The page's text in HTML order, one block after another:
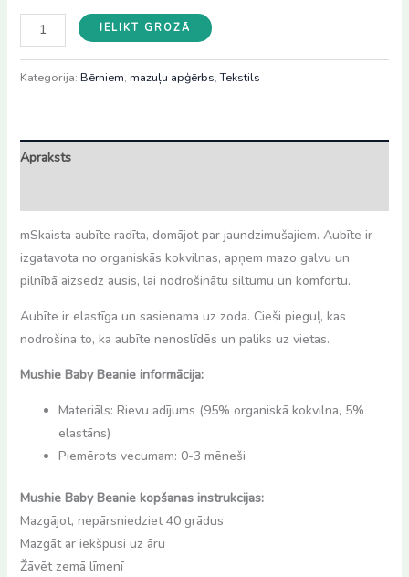
Mushie
aubīte
Roman
IELIKT GROZĀ
Kategorija: Bērniem, mazuļu apģērbs,Tekstils
Apraksts
mSkaista aubīte radīta, domājot par jaundzimušajiem. Aubīte ir
izgatavota no organiskās kokvilnas, apņem mazo galvu un
pilnībā aizsedz ausis, lai nodrošinātu siltumu un komfortu.
Aubīte ir elastīga un sasienama uz zoda. Cieši pieguļ, kas
nodrošina to, ka aubīte nenoslīdēs un paliks uz vietas.
Mushie Baby Beanie informācija:
Materiāls: Rievu adījums (95% organiskā kokvilna, 5%
elastāns)
Piemērots vecumam: 0-3 mēneši
Mushie Baby Beanie kopšanas instrukcijas:
Mazgājot, nepārsniedziet 40 grādus
Mazgāt ar iekšpusi uz āru
Žāvēt zemā līmenī